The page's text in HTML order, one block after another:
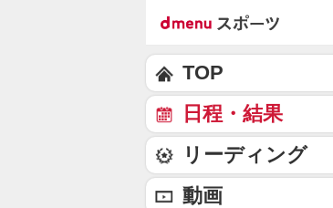
TOP
日程・結果
リーディング
動画